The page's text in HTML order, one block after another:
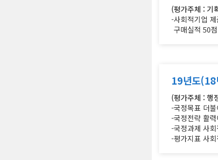
(평가주체 : 기
-사회적기업
구매실적 50
19년도
(평가주체 : 행
-국정목표 더
-국정전략 활
-국정과제 사
-평가지표 사